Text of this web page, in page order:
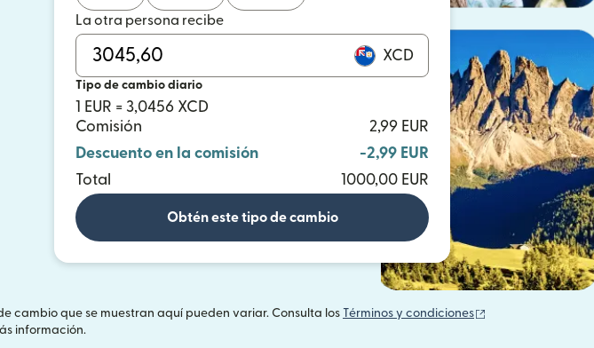
La otra persona recibe
XCD
Tipo de cambio diario
1 EUR = 3,0456 XCD
Comisión
2,99 EUR
Descuento en la comisión
-2,99 EUR
Total
1000,00 EUR
Obtén este tipo de cambio
cambio que se muestran aquí pueden variar. Consulta los Términos y condiciones
información.